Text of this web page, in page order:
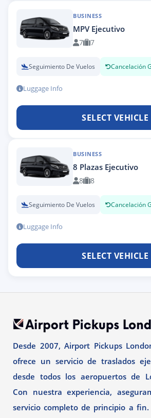
BUSINESS
MPV Ejecutivo
7 7
Seguimiento De Vuelos Cancelación
Luggage Info
SELECT VEHICLE
BUSINESS
8 Plazas Ejecutivo
8 8
Seguimiento De Vuelos Cancelación
Luggage Info
SELECT VEHICLE
Desde 2007, Airport Pickups
ofrece un servicio de traslados
desde todos los aeropuertos de
Con nuestra experiencia,
servicio completo de principio a fin.